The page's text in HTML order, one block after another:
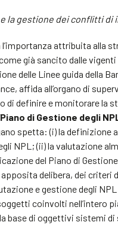
la gestione dei conflitti di
attribuita alla
già sancito dalle
delle Linee guida della
affida all’organo di
di definire e monitorare la
Piano di Gestione degli NPL
spetta: (i) la definizione
NPL; (ii) la valutazione
del Piano di
delibera, dei criteri
e gestione degli
coinvolti nell’intero
base di oggettivi sistemi di